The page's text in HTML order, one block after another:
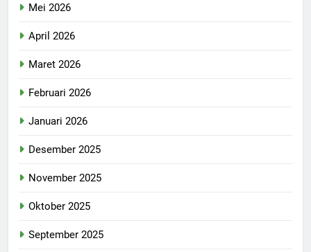
Mei 2026
April 2026
Maret 2026
Februari 2026
Januari 2026
Desember 2025
November 2025
Oktober 2025
September 2025